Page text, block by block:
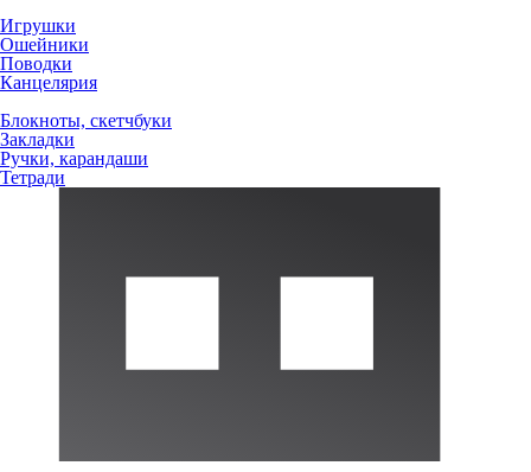
Игрушки
Ошейники
Поводки
Канцелярия
Блокноты, скетчбуки
Закладки
Ручки, карандаши
Тетради